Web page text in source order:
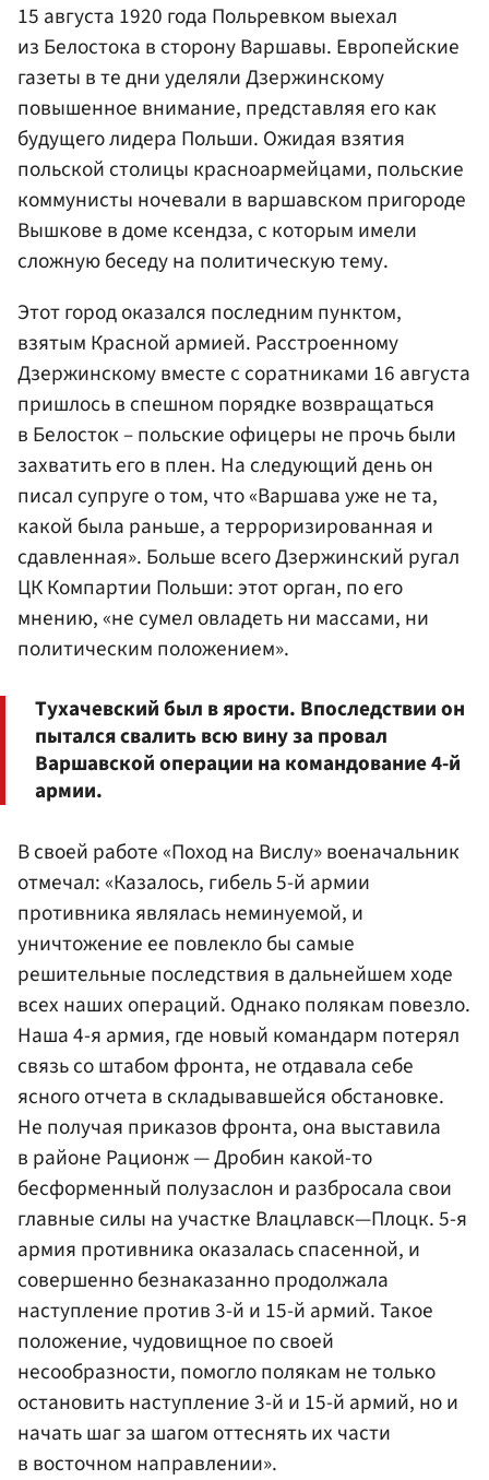
15 августа 1920 года Польревком выехал
из Белостока в сторону Варшавы. Европейские
газеты в те дни уделяли Дзержинскому
повышенное внимание, представляя его как
будущего лидера Польши. Ожидая взятия
польской столицы красноармейцами, польские
коммунисты ночевали в варшавском пригороде
Вышкове в доме ксендза, с которым имели
сложную беседу на политическую тему.
Этот город оказался последним пунктом,
взятым Красной армией. Расстроенному
Дзержинскому вместе с соратниками 16 августа
пришлось в спешном порядке возвращаться
в Белосток – польские офицеры не прочь были
захватить его в плен. На следующий день он
писал супруге о том, что «Варшава уже не та,
какой была раньше, а терроризированная и
сдавленная». Больше всего Дзержинский ругал
ЦК Компартии Польши: этот орган, по его
мнению, «не сумел овладеть ни массами, ни
политическим положением».
Тухачевский был в ярости. Впоследствии он
пытался свалить всю вину за провал
Варшавской операции на командование 4-й
армии.
В своей работе «Поход на Вислу» военачальник
отмечал: «Казалось, гибель 5-й армии
противника являлась неминуемой, и
уничтожение ее повлекло бы самые
решительные последствия в дальнейшем ходе
всех наших операций. Однако полякам повезло.
Наша 4-я армия, где новый командарм потерял
связь со штабом фронта, не отдавала себе
ясного отчета в складывавшейся обстановке.
Не получая приказов фронта, она выставила
в районе Рационж — Дробин какой-то
бесформенный полузаслон и разбросала свои
главные силы на участке Влацлавск—Плоцк. 5-я
армия противника оказалась спасенной, и
совершенно безнаказанно продолжала
наступление против 3-й и 15-й армий. Такое
положение, чудовищное по своей
несообразности, помогло полякам не только
остановить наступление 3-й и 15-й армий, но и
начать шаг за шагом оттеснять их части
в восточном направлении».